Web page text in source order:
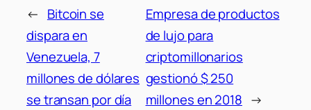
← Bitcoin se
dispara en
Venezuela, 7
millones de dólares
se transan por día
Empresa de productos
de lujo para
criptomillonarios
gestionó $ 250
millones en 2018 →